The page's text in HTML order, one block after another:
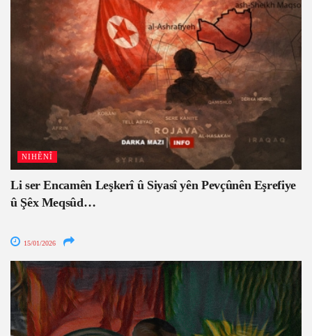
NIHÊNÎ
Li ser Encamên Leşkerî û Siyasî yên Pevçûnên Eşrefiye
û Şêx Meqsûd…
15/01/2026